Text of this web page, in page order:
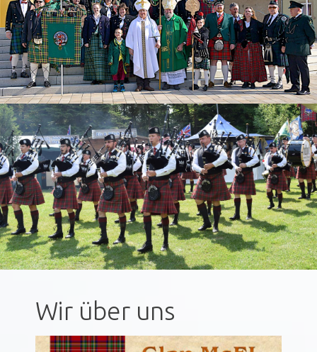
Wir über uns